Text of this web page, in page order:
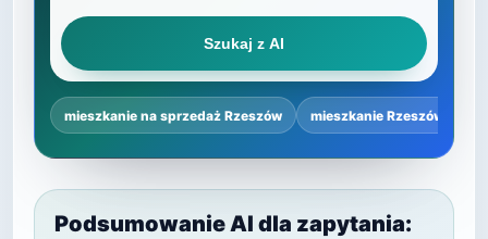
Szukaj z AI
mieszkanie na sprzedaż Rzeszów mieszkanie Rzeszów cena
Podsumowanie AI dla zapytania: